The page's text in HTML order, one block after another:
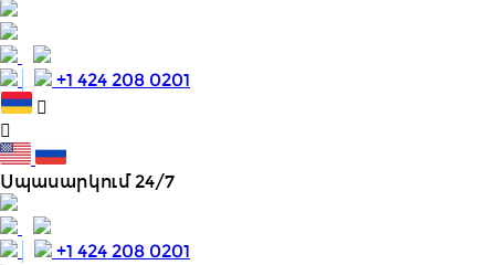
+1 424 208 0201
Սպասարկում 24/7
+1 424 208 0201